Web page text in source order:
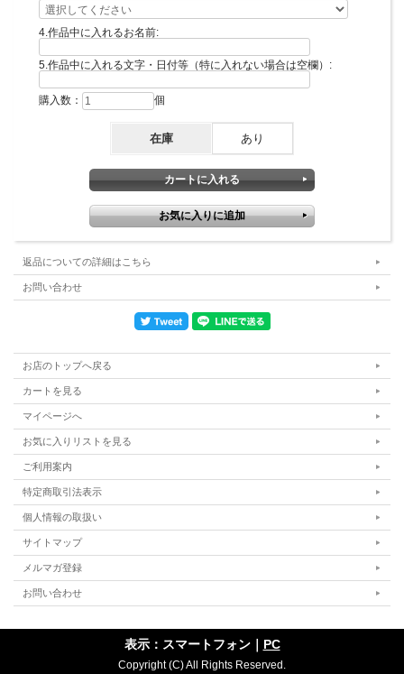
サイズ
スタンダード額
外寸（約）：縦280ｍｍ×横310ｍｍ×厚さ15ｍｍ
※ブラウン・ナチュラル
外寸（約）：縦288ｍｍ×横316ｍｍ×厚さ10ｍｍ
ヴィンテージ額
外寸（約）：縦310ｍｍ×横343ｍｍ×厚さ20ｍｍ
天然桐額
外寸（約）：縦350ｍｍ×横400ｍｍ×厚さ25ｍｍ
額の色：スタンダード額5色とヴィンテージ額6色（+1100円）と天然桐額（+2200
円）からお選びいただけます。（天然桐額はブラウンのみとなります。）
※天然桐額は天然木の樹形を生かしておつくりしておりますので、形はそれぞれ一
点物（おまかせ）となります。外寸はあくまで目安です。
<ご注文の手順>
4.作品中に入れるお名前:
5.作品中に入れる文字・日付等（特に入れない場合は空欄）:
購入数： 個
在庫 あり
返品についての詳細はこちら
お問い合わせ
お店のトップへ戻る
カートを見る
マイページへ
お気に入りリストを見る
ご利用案内
特定商取引法表示
個人情報の取扱い
サイトマップ
メルマガ登録
お問い合わせ
表示：スマートフォン｜ PC
Copyright (C) All Rights Reserved.